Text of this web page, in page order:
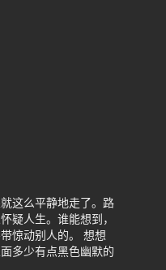
这么平静地走了。路
疑人生。谁能想到，
惊动别人的。 想想
多少有点黑色幽默的